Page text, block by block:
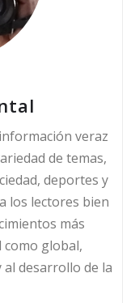
veraz
de temas,
deportes y
los lectores bien
más
como global,
desarrollo de la